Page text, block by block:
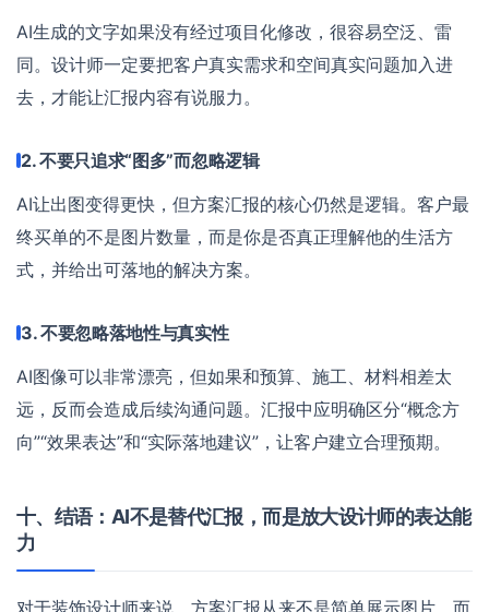
AI生成的文字如果没有经过项目化修改，很容易空泛、雷
同。设计师一定要把客户真实需求和空间真实问题加入进
去，才能让汇报内容有说服力。
2. 不要只追求“图多”而忽略逻辑
AI让出图变得更快，但方案汇报的核心仍然是逻辑。客户最
终买单的不是图片数量，而是你是否真正理解他的生活方
式，并给出可落地的解决方案。
3. 不要忽略落地性与真实性
AI图像可以非常漂亮，但如果和预算、施工、材料相差太
远，反而会造成后续沟通问题。汇报中应明确区分“概念方
向”“效果表达”和“实际落地建议”，让客户建立合理预期。
十、结语：AI不是替代汇报，而是放大设计师的表达能
力
对于装饰设计师来说，方案汇报从来不是简单展示图片，而